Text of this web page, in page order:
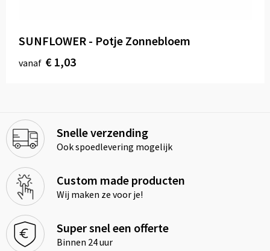
SUNFLOWER - Potje Zonnebloem
vanaf € 1,03
Snelle verzending
Ook spoedlevering mogelijk
Custom made producten
Wij maken ze voor je!
Super snel een offerte
Binnen 24 uur